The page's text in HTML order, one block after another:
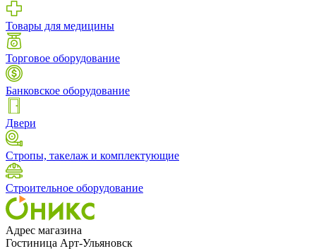
Товары для медицины
Торговое оборудование
Банковское оборудование
Двери
Стропы, такелаж и комплектующие
Строительное оборудование
Адрес магазина
Гостиница Арт-Ульяновск